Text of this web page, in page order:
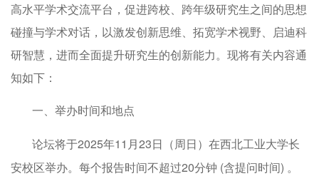
高水平学术交流平台，促进跨校、跨年级研究生之间的思想
碰撞与学术对话，以激发创新思维、拓宽学术视野、启迪科
研智慧，进而全面提升研究生的创新能力。现将有关内容通
知如下：
一、举办时间和地点
论坛将于2025年11月23日（周日）在西北工业大学长
安校区举办。每个报告时间不超过20分钟 (含提问时间) 。